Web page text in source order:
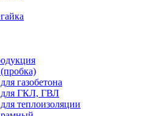
газобетона
ГКЛ, ГВЛ
теплоизоляции